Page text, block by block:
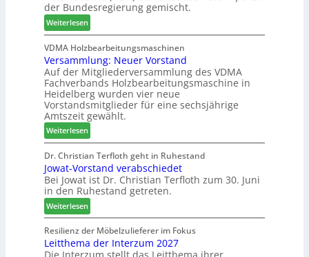
e
r
n
2
0
2
6
e
s
u
c
h
e
r
z
a
h
l
e
n
o
t
h
i
l
f
t
b
e
i
P
r
o
d
u
k
t
s
u
c
der Bundesregierung gemischt.
Weiterlesen:
H
D
H
f
o
r
d
e
r
t
N
a
c
h
b
e
s
s
VDMA Holzbearbeitungsmaschinen
Versammlung: Neuer Vorstand
Auf der Mitgliederversammlung des VDMA
Fachverbands Holzbearbeitungsmaschine in
Heidelberg wurden vier neue
Vorstandsmitglieder für eine sechsjährige
Amtszeit gewählt.
Weiterlesen:
V
e
r
s
a
m
l
u
n
Dr. Christian Terfloth geht in Ruhestand
Jowat-Vorstand verabschiedet
Bei Jowat ist Dr. Christian Terfloth zum 30. Juni
in den Ruhestand getreten.
Weiterlesen:
J
o
w
a
Resilienz der Möbelzulieferer im Fokus
Leitthema der Interzum 2027